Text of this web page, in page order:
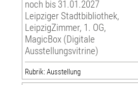
noch bis 31.01.2027
Leipziger Stadtbibliothek,
LeipzigZimmer, 1. OG,
MagicBox (Digitale
Ausstellungsvitrine)
Rubrik: Ausstellung